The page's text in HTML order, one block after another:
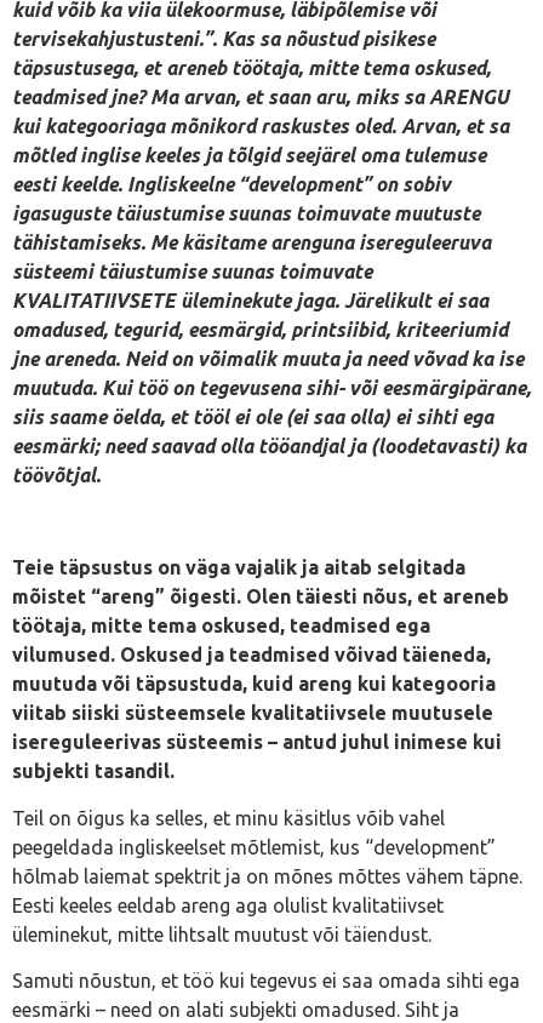
kuid võib ka viia ülekoormuse, läbipõlemise või
tervisekahjustusteni.”. Kas sa nõustud pisikese
täpsustusega, et areneb töötaja, mitte tema oskused,
teadmised jne? Ma arvan, et saan aru, miks sa ARENGU
kui kategooriaga mõnikord raskustes oled. Arvan, et sa
mõtled inglise keeles ja tõlgid seejärel oma tulemuse
eesti keelde. Ingliskeelne “development” on sobiv
igasuguste täiustumise suunas toimuvate muutuste
tähistamiseks. Me käsitame arenguna isereguleeruva
süsteemi täiustumise suunas toimuvate
KVALITATIIVSETE üleminekute jaga. Järelikult ei saa
omadused, tegurid, eesmärgid, printsiibid, kriteeriumid
jne areneda. Neid on võimalik muuta ja need võvad ka ise
muutuda. Kui töö on tegevusena sihi- või eesmärgipärane,
siis saame öelda, et tööl ei ole (ei saa olla) ei sihti ega
eesmärki; need saavad olla tööandjal ja (loodetavasti) ka
töövõtjal.
Teie täpsustus on väga vajalik ja aitab selgitada
mõistet “areng” õigesti. Olen täiesti nõus, et areneb
töötaja, mitte tema oskused, teadmised ega
vilumused. Oskused ja teadmised võivad täieneda,
muutuda või täpsustuda, kuid areng kui kategooria
viitab siiski süsteemsele kvalitatiivsele muutusele
isereguleerivas süsteemis – antud juhul inimese kui
subjekti tasandil.
Teil on õigus ka selles, et minu käsitlus võib vahel
peegeldada ingliskeelset mõtlemist, kus “development”
hõlmab laiemat spektrit ja on mõnes mõttes vähem täpne.
Eesti keeles eeldab areng aga olulist kvalitatiivset
üleminekut, mitte lihtsalt muutust või täiendust.
Samuti nõustun, et töö kui tegevus ei saa omada sihti ega
eesmärki – need on alati subjekti omadused. Siht ja